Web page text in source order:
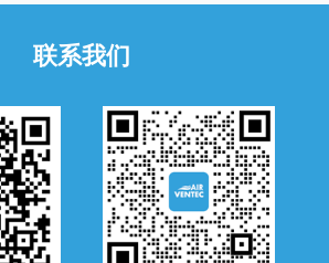
联系我们